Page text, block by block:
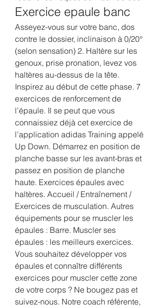
Exercice epaule banc
Asseyez-vous sur votre banc, dos
contre le dossier, inclinaison à 0/20°
(selon sensation) 2. Haltère sur les
genoux, prise pronation, levez vos
haltères au-dessus de la tête.
Inspirez au début de cette phase. 7
exercices de renforcement de
l’épaule. Il se peut que vous
connaissiez déjà cet exercice de
l’application adidas Training appelé
Up Down. Démarrez en position de
planche basse sur les avant-bras et
passez en position de planche
haute. Exercices épaules avec
haltères. Accueil / Entraînement /
Exercices de musculation. Autres
équipements pour se muscler les
épaules : Barre. Muscler ses
épaules : les meilleurs exercices.
Vous souhaitez développer vos
épaules et connaître différents
exercices pour muscler cette zone
de votre corps ? Ne bougez pas et
suivez-nous. Notre coach référente,